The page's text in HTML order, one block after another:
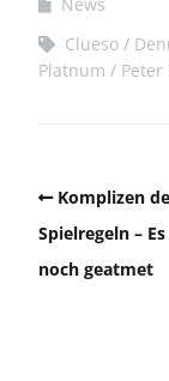
Clueso
Platnum
Peter
Komplizen
Spielregeln –
noch geatmet